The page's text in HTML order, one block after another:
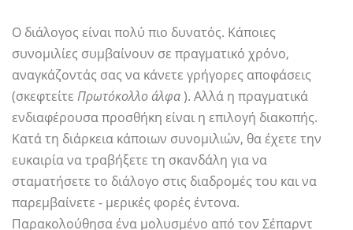
Ο διάλογος είναι πολύ πιο δυνατός. Κάποιες
συνομιλίες συμβαίνουν σε πραγματικό χρόνο,
αναγκάζοντάς σας να κάνετε γρήγορες αποφάσεις
(σκεφτείτε Πρωτόκολλο άλφα). Αλλά η πραγματικά
ενδιαφέρουσα προσθήκη είναι η επιλογή διακοπής.
Κατά τη διάρκεια κάποιων συνομιλιών, θα έχετε την
ευκαιρία να τραβήξετε τη σκανδάλη για να
σταματήσετε το διάλογο στις διαδρομές του και να
παρεμβαίνετε - μερικές φορές έντονα.
Παρακολούθησα ένα μολυσμένο από τον Σέπαρντ